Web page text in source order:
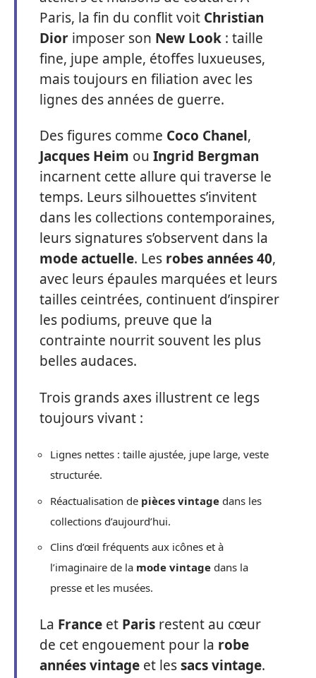
Paris, la fin du conflit voit Christian
Dior imposer son New Look : taille
fine, jupe ample, étoffes luxueuses,
mais toujours en filiation avec les
lignes des années de guerre.
Des figures comme Coco Chanel,
Jacques Heim ou Ingrid Bergman
incarnent cette allure qui traverse le
temps. Leurs silhouettes s’invitent
dans les collections contemporaines,
leurs signatures s’observent dans la
mode actuelle. Les robes années 40,
avec leurs épaules marquées et leurs
tailles ceintrées, continuent d’inspirer
les podiums, preuve que la
contrainte nourrit souvent les plus
belles audaces.
Trois grands axes illustrent ce legs
toujours vivant :
Lignes nettes : taille ajustée, jupe large, veste
structurée.
Réactualisation de pièces vintage dans les
collections d’aujourd’hui.
Clins d’œil fréquents aux icônes et à
l’imaginaire de la mode vintage dans la
presse et les musées.
La France et Paris restent au cœur
de cet engouement pour la robe
années vintage et lessacs vintage.